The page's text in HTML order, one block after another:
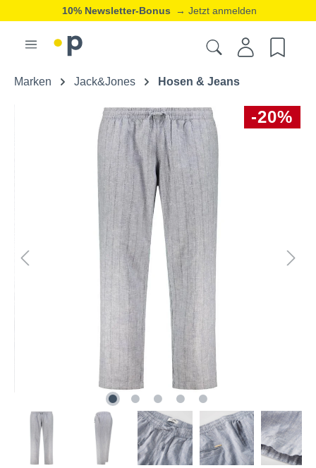
10% Newsletter-Bonus → Jetzt anmelden
Marken Jack&Jones Hosen & Jeans
-20%